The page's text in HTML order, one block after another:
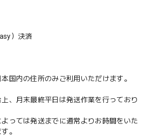
）決済
国内の住所のみご利用いただけます。
、月末最終平日は発送作業を行っており
っては発送までに通常よりお時間をいた
。